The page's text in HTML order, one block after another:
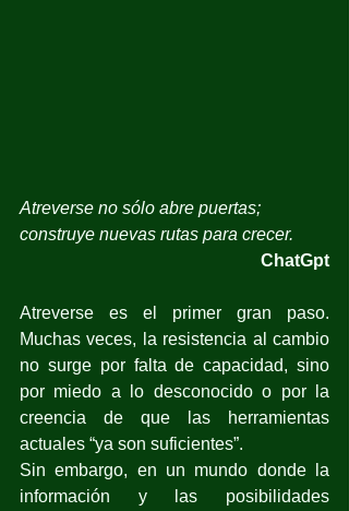
Atreverse no sólo abre puertas;
construye nuevas rutas para crecer.
ChatGpt
Atreverse es el primer gran paso.
Muchas veces, la resistencia al cambio
no surge por falta de capacidad, sino
por miedo a lo desconocido o por la
creencia de que las herramientas
actuales “ya son suficientes”.
Sin embargo, en un mundo donde la
información y las posibilidades